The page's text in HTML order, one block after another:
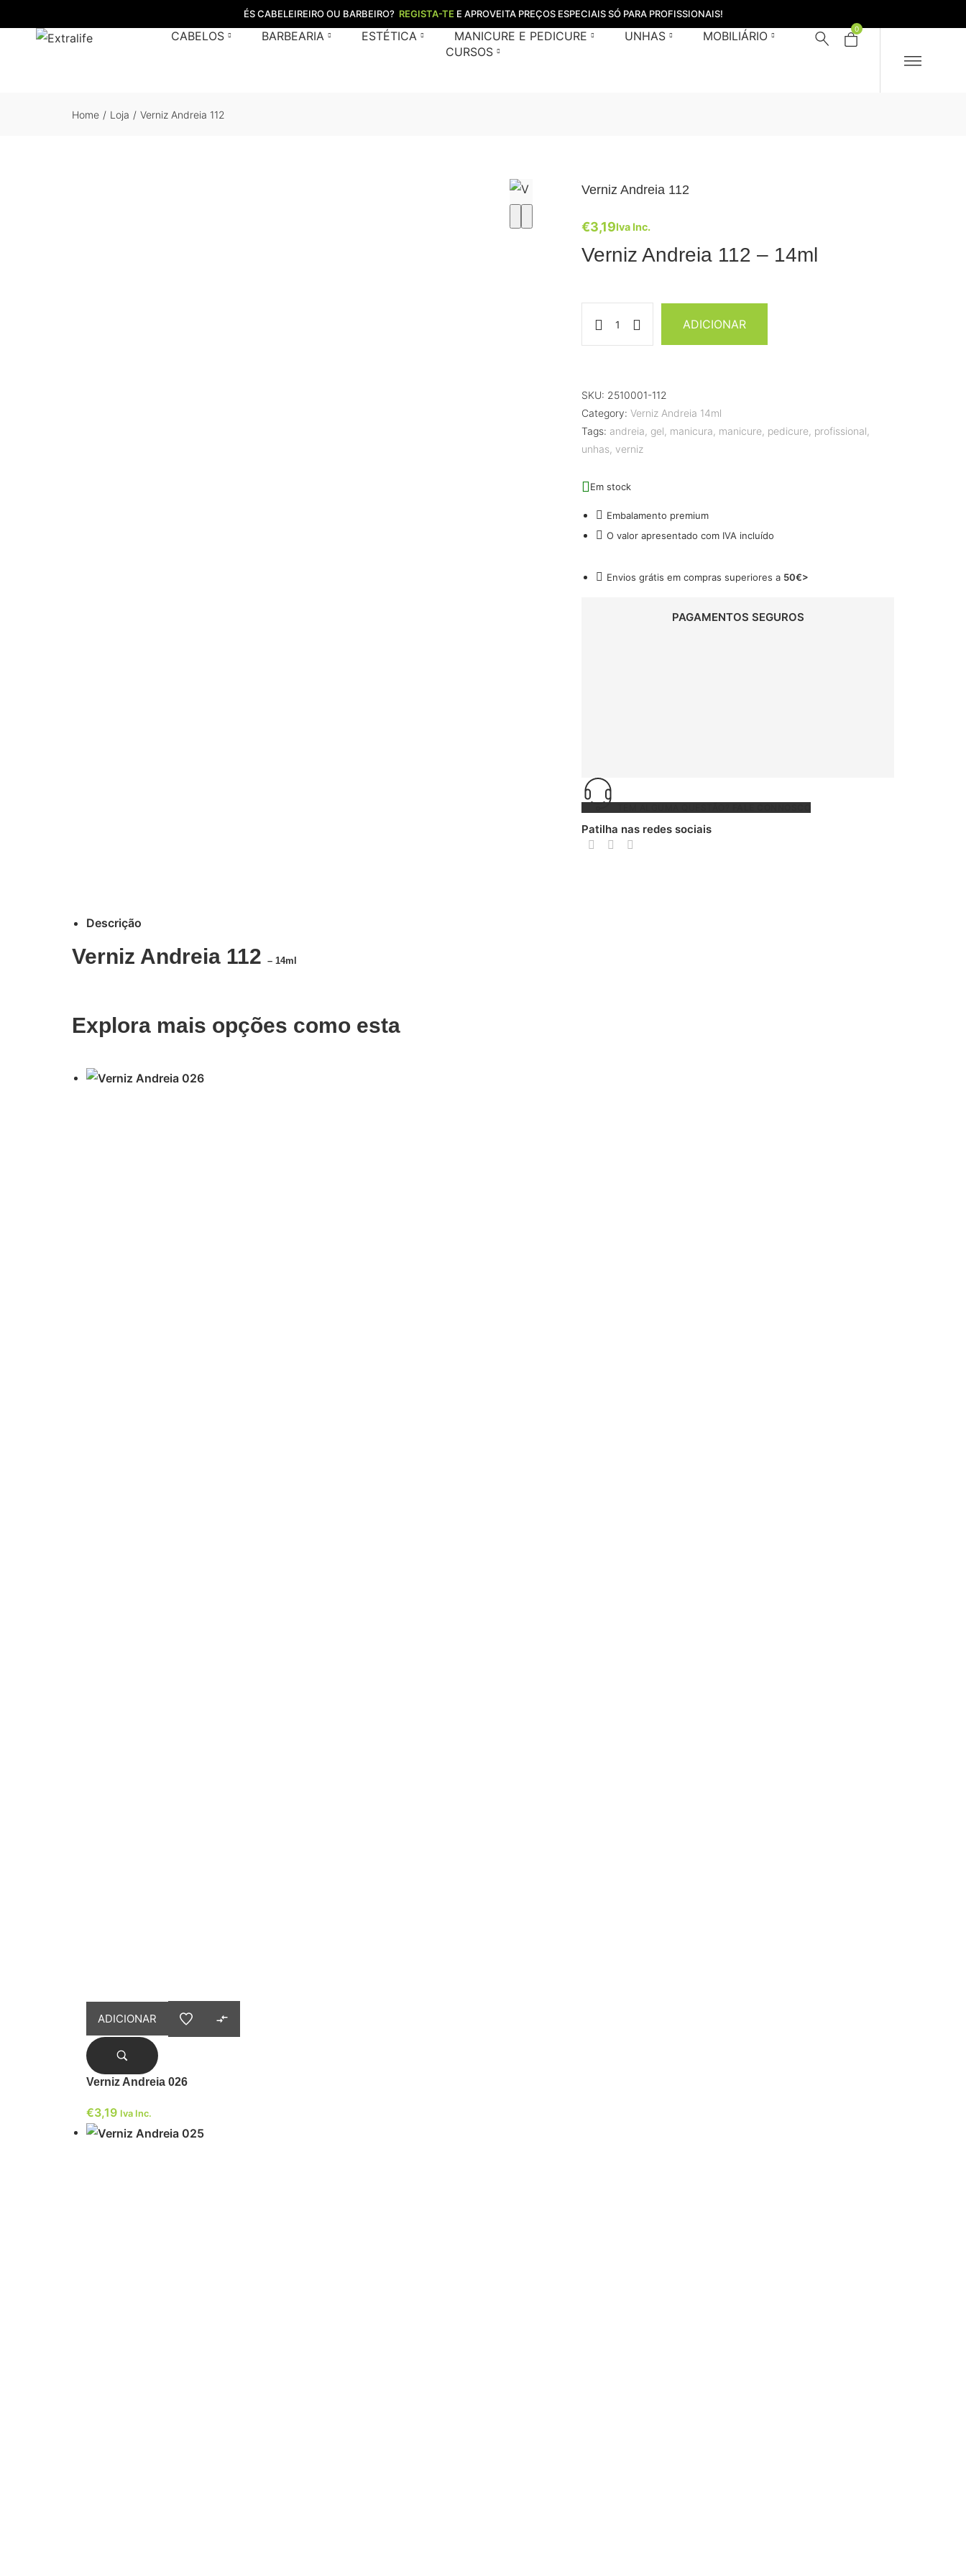
ÉS CABELEIREIRO OU BARBEIRO? REGISTA-TE E APROVEITA PREÇOS ESPECIAIS SÓ PARA PROFISSIONAIS!
CABELOS BARBEARIA ESTÉTICA MANICURE E PEDICURE UNHAS
MOBILIÁRIO
CURSOS
0
Home / Loja / Verniz Andreia 112
Verniz Andreia 112
€3,19Iva Inc.
Verniz Andreia 112 – 14ml
ADICIONAR
SKU: 2510001-112
Category: Verniz Andreia 14ml
Tags: andreia, gel, manicura, manicure, pedicure, profissional,
unhas, verniz
Em stock
Embalamento premium
O valor apresentado com IVA incluído
Envios grátis em compras superiores a 50€>
PAGAMENTOS SEGUROS
Patilha nas redes sociais
Descrição
Verniz Andreia 112 – 14ml
Explora mais opções como esta
ADICIONAR
Verniz Andreia 026
€3,19 Iva Inc.